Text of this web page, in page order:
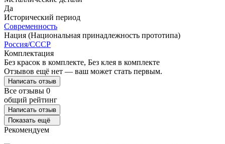
Да
Исторический период
Современность
Нация (Национальная принадлежность прототипа)
Россия/СССР
Комплектация
Без красок в комплекте, Без клея в комплекте
Отзывов ещё нет — ваш может стать первым.
Написать отзыв
Все отзывы 0
общий рейтинг
Написать отзыв
Показать ещё
Рекомендуем